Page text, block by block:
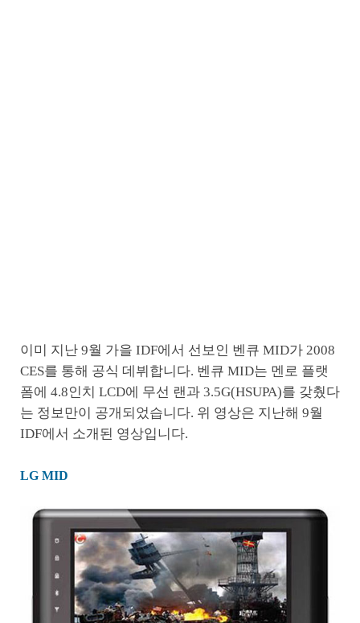
이미 지난 9월 가을 IDF에서 선보인 벤큐 MID가 2008
CES를 통해 공식 데뷔합니다. 벤큐 MID는 멘로 플랫
폼에 4.8인치 LCD에 무선 랜과 3.5G(HSUPA)를 갖췄다
는 정보만이 공개되었습니다. 위 영상은 지난해 9월
IDF에서 소개된 영상입니다.
LG MID